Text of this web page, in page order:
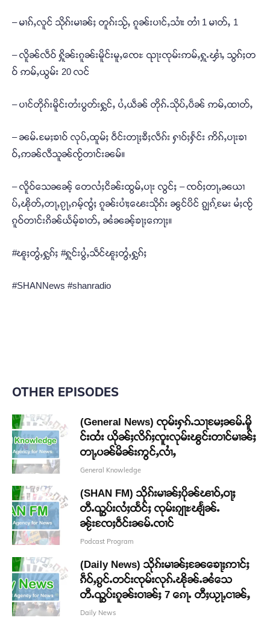
– မၢၵ်ႇလူင် သိုၵ်းမၢၼ်ႈ တူၵ်းသႂ်ႇ ၵူၼ်းပၢင်ႇသၢႆး တၢႆ 1 မၢတ်ႇ 1
– လိူၼ်လဵဝ် ႁိူၼ်းၵူၼ်းမိူင်းမူႇၸေႊ ၺႃးၸုမ်းဢမ်ႇႁူႉၾၢႆႇ သွၵ်ႈတ
ဝ် ဢမ်ႇယွမ်း 20 လင်
– ပၢင်တိုၵ်းမိူင်းတႆးပွတ်းႁွင်ႇ ပႆႇယဵၼ် တိုၵ်ႉသိုပ်ႇပဵၼ် ဢမ်ႇထၢတ်ႇ
– ၼမ်ႉမႄႈၶၢဝ် လုပ်ႇထူမ်ႈ ဝဵင်းတႃႈၶီႈလဵၵ်း ႁၢဝ်ႈႁႅင်း ဢိၵ်ႇပႃးၶၢ
ဝ်ႇဢၼ်လီသူၼ်ၸႂ်တၢင်းၼမ်။
– လိူဝ်သေၼၼ့် တေလႆႈငိၼ်းထွမ်ႇပႃး လွင်ႈ – ၸဝ်ႈတႃႇၼယၢ
ပ်ႇၽိုတ်ႇတႃႇၵႂႃႇၵမ့်ၸွႆႈ ၵူၼ်းပၢႆႈၽေးသိုၵ်း ၼွင်ပိင် ၵျွၵ့်မႄး မႆႈၸႂ်
ၵူဝ်တၢင်းၵိၼ်ယႅမ့်ၶၢတ်ႇ ၼႆၼၼ့်ၶႃႈဢေႃႈ။
#ၽူႈတွႆႇႁွၵ်ႈ #ႁူင်းပွႆႇသဵင်ၽူႈတွႆႇႁွၵ်ႈ
#SHANNews #shanradio
OTHER EPISODES
(General News) ၸုမ်းႁၵ်ႉသႃမႄႈၼမ်ႉမိူ
င်းထႆး ယိုၼ်ႈလိၵ်ႈၸူးလုမ်းၽွင်းတၢင်မၢၼ်ႈ
တႃႇပၼ်မိၼ်းဢွင်ႇလၢႆႇ
General Knowledge
(SHAN FM) သိုၵ်းမၢၼ်ႈပိုၼ်ၽၢဝ်ႇဝႃႈ
တီႉၺွပ်းလႆႈထႅင်ႈ ၸုမ်းၵျႃႊၽျႅၼ်ႉ
ၼႂ်းၸႄႈဝဵင်းၼမ်ႉၸၢင်
Podcast Program
(Daily News) သိုၵ်းမၢၼ်ႈၼႄၶေႃႈဢၢင်ႈ
ၵဵဝ်ႇၵွင်ႉတင်းၸုမ်းလုၵ်ႉၽိုၼ်ႉၼႆသေ
တီႉၺွပ်းၵူၼ်းဝၢၼ်ႈ 7 ၵေႃႉ တီႈယႂႃႇငၢၼ်ႇ
Daily News